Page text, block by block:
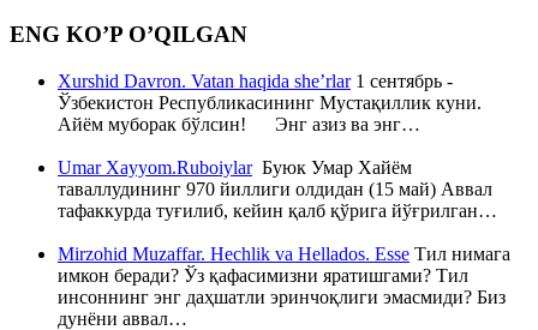
ENG KO’P O’QILGAN
Xurshid Davron. Vatan haqida she’rlar1 сентябрь -
Ўзбекистон Республикасининг Мустақиллик куни.
Айём муборак бўлсин! Энг азиз ва энг…
Umar Xayyom.RuboiylarБуюк Умар Хайём
таваллудининг 970 йиллиги олдидан (15 май) Аввал
тафаккурда туғилиб, кейин қалб қўрига йўғрилган…
Mirzohid Muzaffar. Hechlik va Hellados. Esse Тил нимага
имкон беради? Ўз қафасимизни яратишгами? Тил
инсоннинг энг даҳшатли эринчоқлиги эмасмиди? Биз
дунёни аввал…